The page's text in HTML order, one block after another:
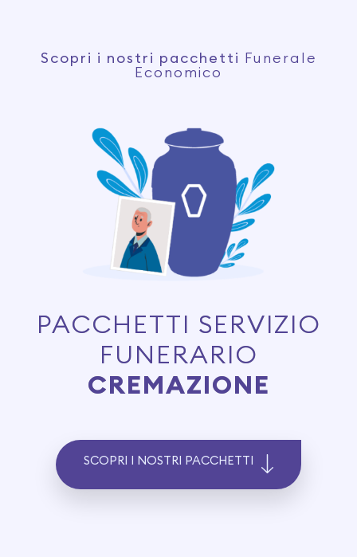
Scopri i nostri pacchetti Funerale
Economico
PACCHETTI SERVIZIO
FUNERARIO
CREMAZIONE
SCOPRI I NOSTRI PACCHETTI